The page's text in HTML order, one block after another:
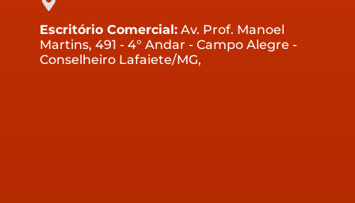
Escritório Comercial: Av. Prof. Manoel
Martins, 491 - 4° Andar - Campo Alegre -
Conselheiro Lafaiete/MG,